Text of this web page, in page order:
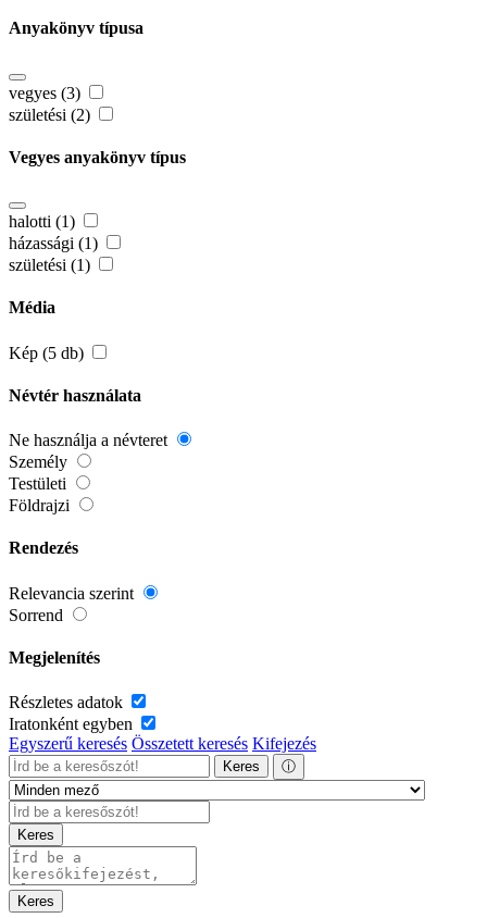
Anyakönyv típusa
vegyes (3)
születési (2)
Vegyes anyakönyv típus
halotti (1)
házassági (1)
születési (1)
Média
Kép (5 db)
Névtér használata
Ne használja a névteret
Személy
Testületi
Földrajzi
Rendezés
Relevancia szerint
Sorrend
Megjelenítés
Részletes adatok
Iratonként egyben
Egyszerű keresés Összetett keresés Kifejezés
Keres ⓘ
Keres
Keres